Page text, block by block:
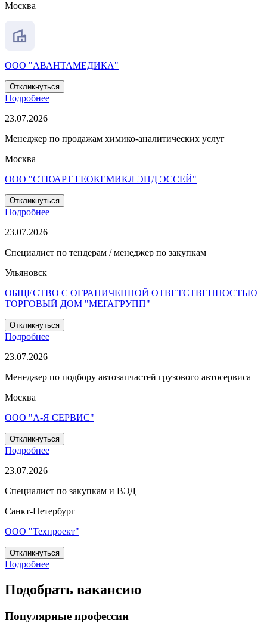
Москва
ООО "АВАНТАМЕДИКА"
Откликнуться
Подробнее
23.07.2026
Менеджер по продажам химико-аналитических услуг
Москва
ООО "СТЮАРТ ГЕОКЕМИКЛ ЭНД ЭССЕЙ"
Откликнуться
Подробнее
23.07.2026
Специалист по тендерам / менеджер по закупкам
Ульяновск
ОБЩЕСТВО С ОГРАНИЧЕННОЙ ОТВЕТСТВЕННОСТЬЮ
ТОРГОВЫЙ ДОМ "МЕГАГРУПП"
Откликнуться
Подробнее
23.07.2026
Менеджер по подбору автозапчастей грузового автосервиса
Москва
ООО "А-Я СЕРВИС"
Откликнуться
Подробнее
23.07.2026
Специалист по закупкам и ВЭД
Санкт-Петербург
ООО "Техпроект"
Откликнуться
Подробнее
Подобрать вакансию
Популярные профессии